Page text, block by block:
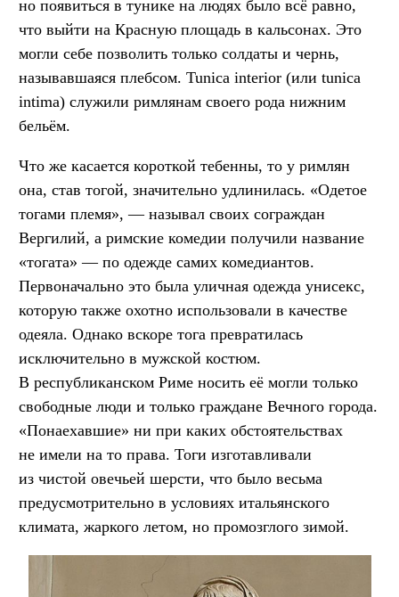
но появиться в тунике на людях было всё равно,
что выйти на Красную площадь в кальсонах. Это
могли себе позволить только солдаты и чернь,
называвшаяся плебсом. Tunica interior (или tunica
intima) служили римлянам своего рода нижним
бельём.
Что же касается короткой тебенны, то у римлян
она, став тогой, значительно удлинилась. «Одетое
тогами племя», — называл своих сограждан
Вергилий, а римские комедии получили название
«тогата» — по одежде самих комедиантов.
Первоначально это была уличная одежда унисекс,
которую также охотно использовали в качестве
одеяла. Однако вскоре тога превратилась
исключительно в мужской костюм.
В республиканском Риме носить её могли только
свободные люди и только граждане Вечного города.
«Понаехавшие» ни при каких обстоятельствах
не имели на то права. Тоги изготавливали
из чистой овечьей шерсти, что было весьма
предусмотрительно в условиях итальянского
климата, жаркого летом, но промозглого зимой.